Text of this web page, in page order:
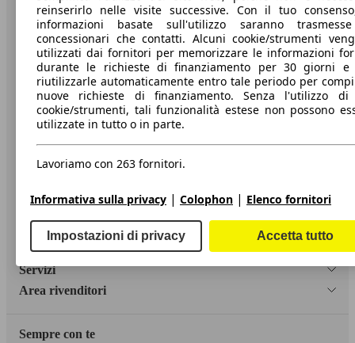
Società
A proposito di AutoScout24
Stampa
Media
Privacy
Dichiarazione di Accessibilità
Servizi
Area rivenditori
Sempre con te
reinserirlo nelle visite successive. Con il tuo
informazioni basate sull'utilizzo saranno
concessionari che contatti. Alcuni cookie/strumenti
utilizzati dai fornitori per memorizzare le informazioni
durante le richieste di finanziamento per 30 giorni e
riutilizzarle automaticamente entro tale periodo per
nuove richieste di finanziamento. Senza l'utilizzo
cookie/strumenti, tali funzionalità estese non possono
utilizzate in tutto o in parte.
Lavoriamo con 263 fornitori.
Informativa sulla privacy | Colophon | Elenco fornitori
Impostazioni di privacy Accetta tutto